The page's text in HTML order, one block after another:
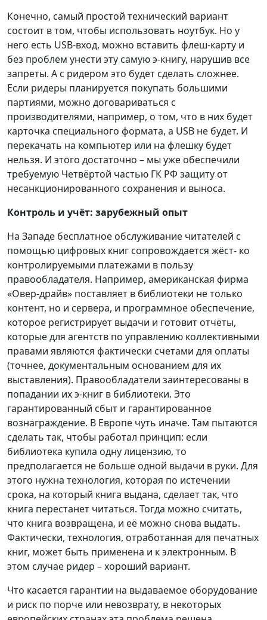
Конечно, самый простой технический вариант
состоит в том, чтобы использовать ноутбук. Но у
него есть USB-вход, можно вставить флеш-карту и
без проблем унести эту самую э-книгу, нарушив все
запреты. А с ридером это будет сделать сложнее.
Если ридеры планируется покупать большими
партиями, можно договариваться с
производителями, например, о том, что в них будет
карточка специального формата, а USB не будет. И
перекачать на компьютер или на флешку будет
нельзя. И этого достаточно – мы уже обеспечили
требуемую Четвёртой частью ГК РФ защиту от
несанкционированного сохранения и выноса.
Контроль и учёт: зарубежный опыт
На Западе бесплатное обслуживание читателей с
помощью цифровых книг сопровождается жёст- ко
контролируемыми платежами в пользу
правообладателя. Например, американская фирма
«Овер-драйв» поставляет в библиотеки не только
контент, но и сервера, и программное обеспечение,
которое регистрирует выдачи и готовит отчёты,
которые для агентств по управлению коллективными
правами являются фактически счетами для оплаты
(точнее, документальным основанием для их
выставления). Правообладатели заинтересованы в
попадании их э-книг в библиотеки. Это
гарантированный сбыт и гарантированное
вознаграждение. В Европе чуть иначе. Там пытаются
сделать так, чтобы работал принцип: если
библиотека купила одну лицензию, то
предполагается не больше одной выдачи в руки. Для
этого нужна технология, которая по истечении
срока, на который книга выдана, сделает так, что
книга перестанет читаться. Тогда можно считать,
что книга возвращена, и её можно снова выдать.
Фактически, технология, отработанная для печатных
книг, может быть применена и к электронным. В
этом случае ридер – хороший вариант.
Что касается гарантии на выдаваемое оборудование
и риск по порче или невозврату, в некоторых